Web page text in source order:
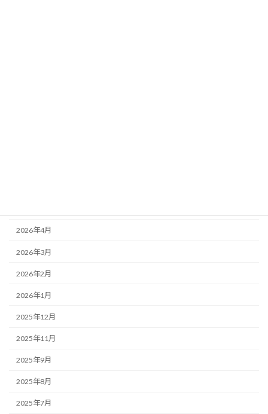
2026年4月
2026年3月
2026年2月
2026年1月
2025年12月
2025年11月
2025年9月
2025年8月
2025年7月